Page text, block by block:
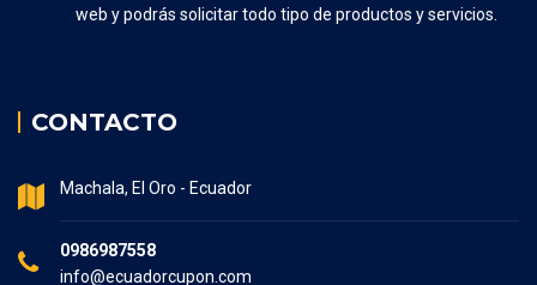
web y podrás solicitar todo tipo de productos y servicios.
CONTACTO
Machala, El Oro - Ecuador
0986987558
info@ecuadorcupon.com